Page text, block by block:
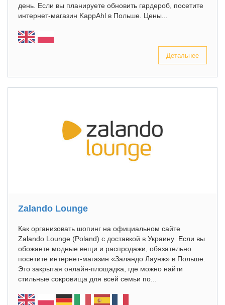
день. Если вы планируете обновить гардероб, посетите
интернет-магазин KappAhl в Польше. Цены...
Детальнее
Zalando Lounge
Как организовать шопинг на официальном сайте
Zalando Lounge (Poland) с доставкой в Украину Если вы
обожаете модные вещи и распродажи, обязательно
посетите интернет-магазин «Заландо Лаунж» в Польше.
Это закрытая онлайн-площадка, где можно найти
стильные сокровища для всей семьи по...